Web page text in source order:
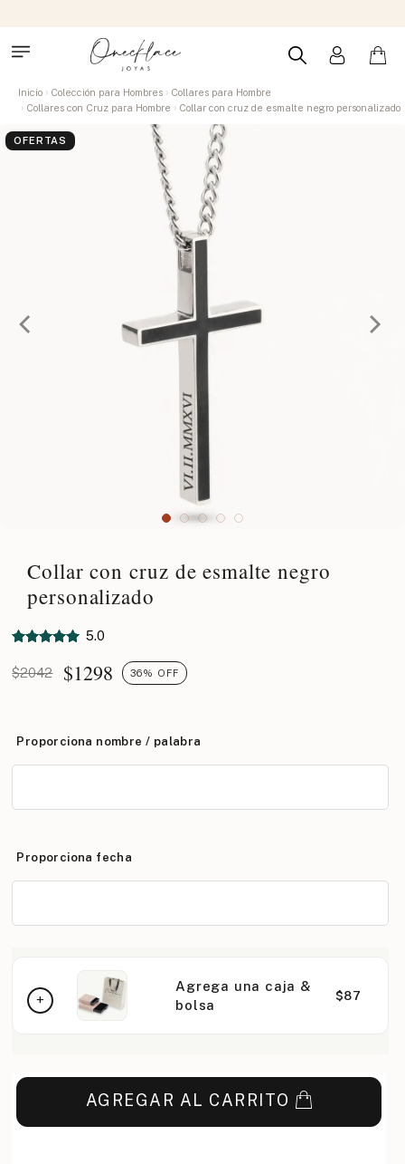
Inicio Colección para Hombres
Collares para Hombre
Collares con Cruz para Hombre
Collar con cruz de esmalte negro personalizado
OFERTAS
Collar con cruz de esmalte negro
personalizado
5.0
$2042 $1298 36% OFF
Proporciona nombre / palabra
Proporciona fecha
Agrega una caja &
bolsa
$87
AGREGAR AL CARRITO